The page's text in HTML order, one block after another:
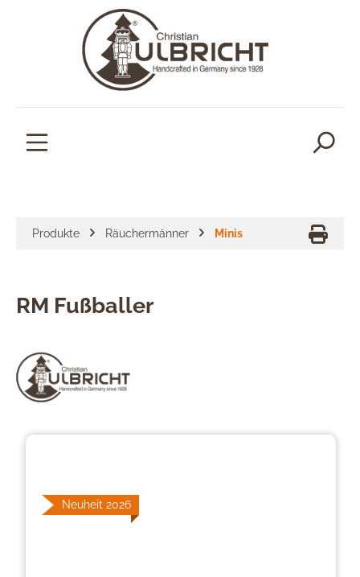
Produkte Räuchermänner Minis
RM Fußballer
Neuheit 2026